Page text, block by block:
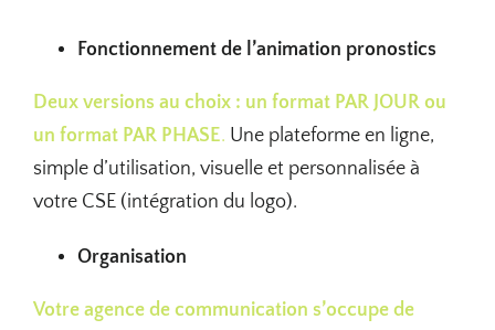
Fonctionnement de l’animation pronostics
Deux versions au choix : un format PAR JOUR ou
un format PAR PHASE. Une plateforme en ligne,
simple d’utilisation, visuelle et personnalisée à
votre CSE (intégration du logo).
Organisation
Votre agence de communication s’occupe de